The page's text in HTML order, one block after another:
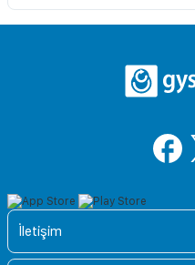
İletişim